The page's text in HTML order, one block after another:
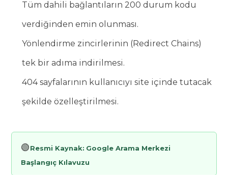
Tüm dahili bağlantıların 200 durum kodu
verdiğinden emin olunması.
Yönlendirme zincirlerinin (Redirect Chains)
tek bir adıma indirilmesi.
404 sayfalarının kullanıcıyı site içinde tutacak
şekilde özelleştirilmesi.
🟢Resmi Kaynak: Google Arama Merkezi
Başlangıç Kılavuzu